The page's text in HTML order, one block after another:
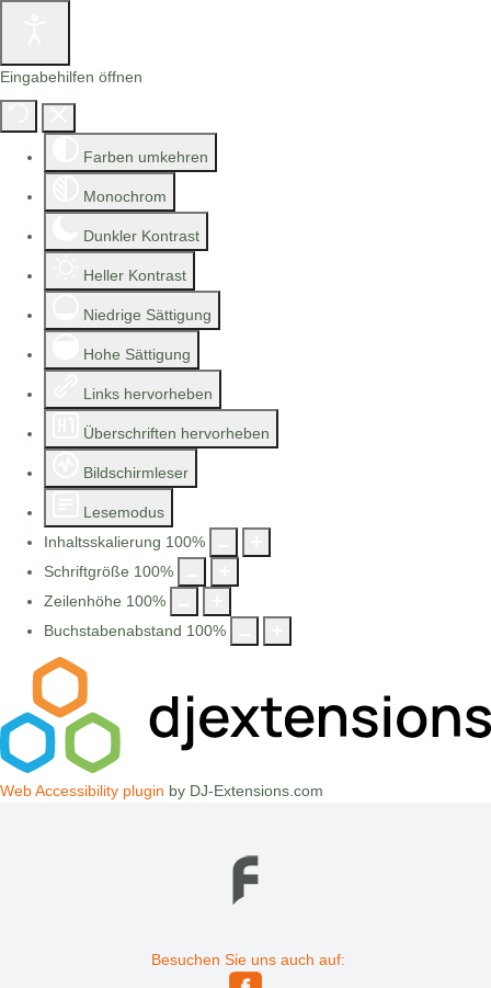
Eingabehilfen öffnen
Farben umkehren
Monochrom
Dunkler Kontrast
Heller Kontrast
Niedrige Sättigung
Hohe Sättigung
Links hervorheben
Überschriften hervorheben
Bildschirmleser
Lesemodus
Inhaltsskalierung 100%
Schriftgröße 100%
Zeilenhöhe 100%
Buchstabenabstand 100%
Web Accessibility plugin by DJ-Extensions.com
Besuchen Sie uns auch auf: